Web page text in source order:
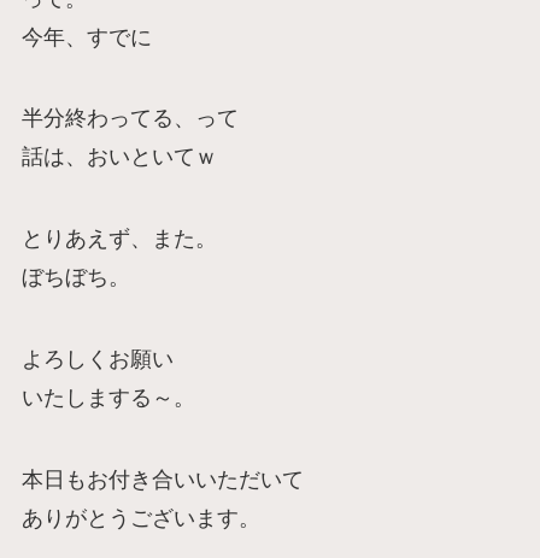
今年、すでに
半分終わってる、って
話は、おいといてｗ
とりあえず、また。
ぼちぼち。
よろしくお願い
いたしまする～。
本日もお付き合いいただいて
ありがとうございます。